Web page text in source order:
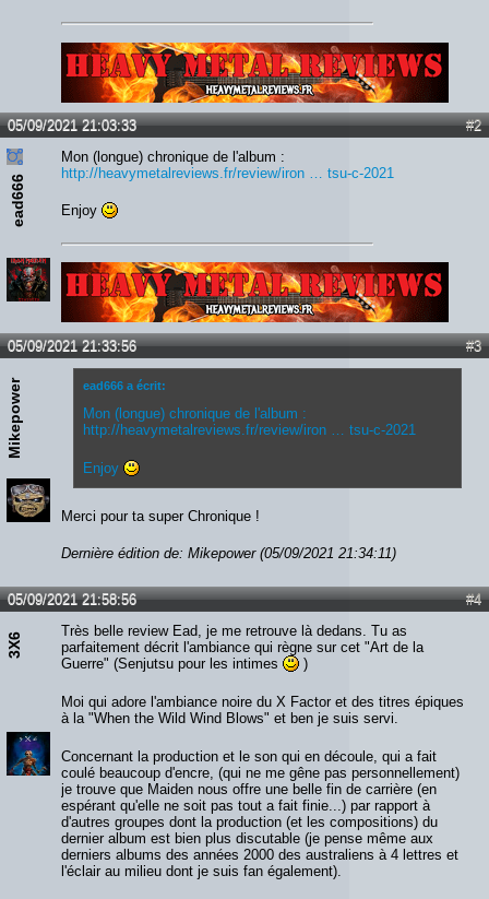
Lien :http://heavymetalreviews.fr/
#2
05/09/2021 21:03:33
ead666
Mon (longue) chronique de l'album :
http://heavymetalreviews.fr/review/iron … tsu-c-2021
Enjoy
Lien :http://heavymetalreviews.fr/
#3
05/09/2021 21:33:56
Mikepower ead666 a écrit:
Mon (longue) chronique de l'album :
http://heavymetalreviews.fr/review/iron … tsu-c-2021
Enjoy
Merci pour ta super Chronique !
Dernière édition de: Mikepower (05/09/2021 21:34:11)
#4
05/09/2021 21:58:56
3X6
Très belle review Ead, je me retrouve là dedans. Tu as
parfaitement décrit l'ambiance qui règne sur cet "Art de la
Guerre" (Senjutsu pour les intimes
)
Moi qui adore l'ambiance noire du X Factor et des titres épiques
à la "When the Wild Wind Blows" et ben je suis servi.
Concernant la production et le son qui en découle, qui a fait
coulé beaucoup d'encre, (qui ne me gêne pas personnellement)
je trouve que Maiden nous offre une belle fin de carrière (en
espérant qu'elle ne soit pas tout a fait finie...) par rapport à
d'autres groupes dont la production (et les compositions) du
dernier album est bien plus discutable (je pense même aux
derniers albums des années 2000 des australiens à 4 lettres et
l'éclair au milieu dont je suis fan également).